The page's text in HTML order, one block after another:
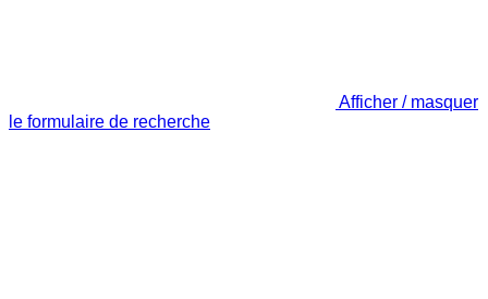
Afficher / masquer
le formulaire de recherche